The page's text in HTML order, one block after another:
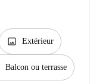
image Extérieur
Balcon ou terrasse